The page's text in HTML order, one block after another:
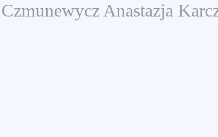
Czmunewycz Anastazja